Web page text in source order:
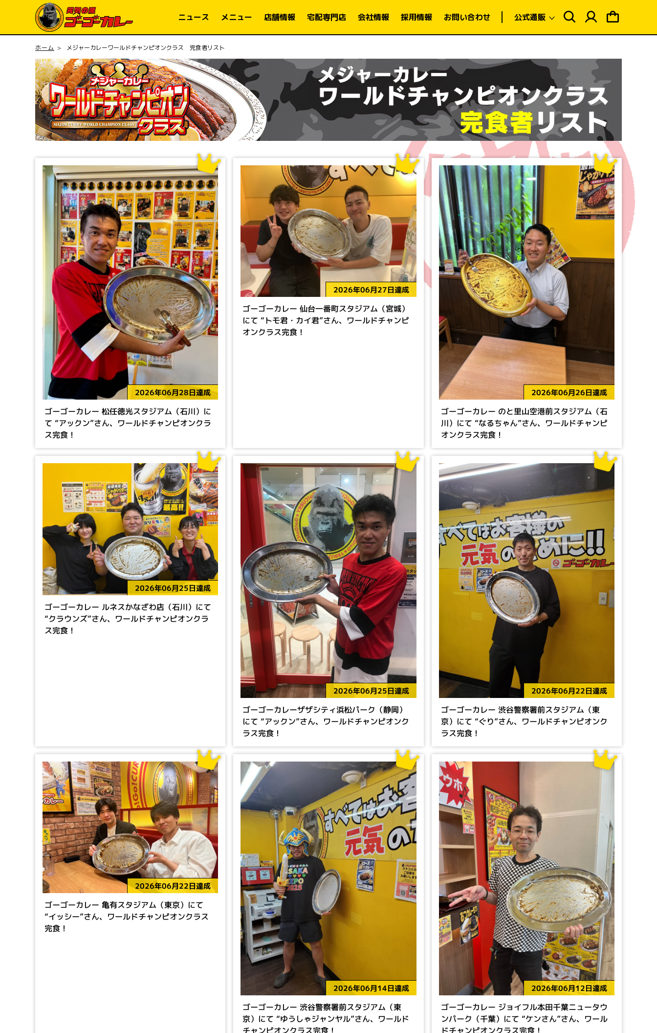
ンツに
ニュース メニュー 店舗情報 宅配専門店 会社情報 採用情報 お問い合わせ 公式通販
グ
イ
ン
カ
ト
ホーム メジャーカレーワールドチャンピオンクラス 完食者リスト
2026年06月28日達成
ゴーゴーカレー 松任徳光スタジアム（石川）に
て “アックン”さん、ワールドチャンピオンクラ
ス完食！
2026年06月27日達成
ゴーゴーカレー 仙台一番町スタジアム（宮城）
にて “トモ君・カイ君”さん、ワールドチャンピ
オンクラス完食！
2026年06月26日達成
ゴーゴーカレー のと里山空港前スタジアム（石
川）にて “なるちゃん”さん、ワールドチャンピ
オンクラス完食！
2026年06月25日達成
ゴーゴーカレー ルネスかなざわ店（石川）にて
“クラウンズ”さん、ワールドチャンピオンクラ
ス完食！
2026年06月25日達成
ゴーゴーカレーザザシティ浜松パーク（静岡）
にて “アックン”さん、ワールドチャンピオンク
ラス完食！
2026年06月22日達成
ゴーゴーカレー 渋谷警察署前スタジアム（東
京）にて “ぐり”さん、ワールドチャンピオンク
ラス完食！
2026年06月22日達成
ゴーゴーカレー 亀有スタジアム（東京）にて
“イッシー”さん、ワールドチャンピオンクラス
完食！
2026年06月14日達成
ゴーゴーカレー 渋谷警察署前スタジアム（東
京）にて “ゆうしゃジャンヤル”さん、ワールド
チャンピオンクラス完食！
2026年06月12日達成
ゴーゴーカレー ジョイフル本田千葉ニュータウ
ンパーク（千葉）にて “ケンさん”さん、ワール
ドチャンピオンクラス完食！